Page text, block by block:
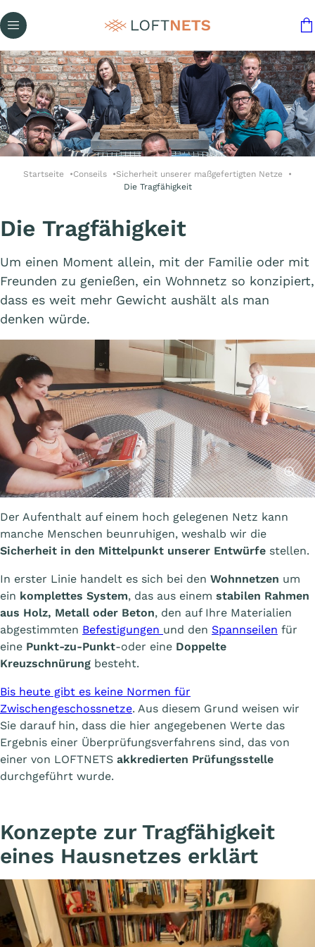
Startseite Conseils
Sicherheit unserer maßgefertigten Netze
Die Tragfähigkeit
Die Tragfähigkeit
Um einen Moment allein, mit der Familie oder mit
Freunden zu genießen, ein Wohnnetz so konzipiert,
dass es weit mehr Gewicht aushält als man
denken würde.
Der Aufenthalt auf einem hoch gelegenen Netz kann
manche Menschen beunruhigen, weshalb wir die
Sicherheit in den Mittelpunkt unserer Entwürfe stellen.
In erster Linie handelt es sich bei den Wohnnetzen um
ein komplettes System, das aus einem stabilen Rahmen
aus Holz, Metall oder Beton, den auf Ihre Materialien
abgestimmten Befestigungen und den Spannseilen für
eine Punkt-zu-Punkt-oder eine Doppelte
Kreuzschnürung besteht.
Bis heute gibt es keine Normen für
Zwischengeschossnetze. Aus diesem Grund weisen wir
Sie darauf hin, dass die hier angegebenen Werte das
Ergebnis einer Überprüfungsverfahrens sind, das von
einer von LOFTNETS akkredierten Prüfungsstelle
durchgeführt wurde.
Konzepte zur Tragfähigkeit
eines Hausnetzes erklärt